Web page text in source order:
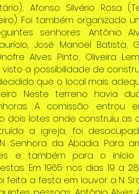
Afonso Silvério Rosa
Foi também organizado
senhores: Antônio
José Manoel Batista;
Alves Pinto; Oliveira
visto a possibilidade de
que o local mais
Neste terreno havia
A comissão entrou
dois lotes onde construiu as
a igreja, foi
Senhora da Abadia. Para
e também para o início
Em 1965 nos dias 19 a
a festa em louvor a N.